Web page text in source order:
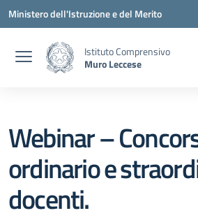
Vai ai contenuti
Vai al menu di navigazione
Vai al footer
Ministero dell'Istruzione e del Merito
Istituto Comprensivo
Muro Leccese
Webinar –
ordinario e
docenti.